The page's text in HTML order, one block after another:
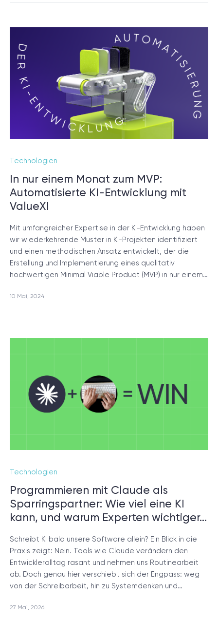
Technologien
In nur einem Monat zum MVP:
Automatisierte KI-Entwicklung mit
ValueXI
Mit umfangreicher Expertise in der KI-Entwicklung haben
wir wiederkehrende Muster in KI-Projekten identifiziert
und einen methodischen Ansatz entwickelt, der die
Erstellung und Implementierung eines qualitativ
hochwertigen Minimal Viable Product (MVP) in nur einem…
10 Mai, 2024
Technologien
Programmieren mit Claude als
Sparringspartner: Wie viel eine KI
kann, und warum Experten wichtiger…
Schreibt KI bald unsere Software allein? Ein Blick in die
Praxis zeigt: Nein. Tools wie Claude verändern den
Entwickleralltag rasant und nehmen uns Routinearbeit
ab. Doch genau hier verschiebt sich der Engpass: weg
von der Schreibarbeit, hin zu Systemdenken und…
27 Mai, 2026